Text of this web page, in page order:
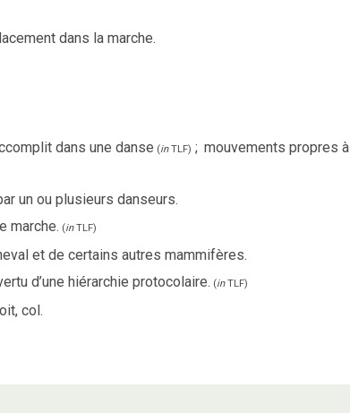
dans la marche.
dans une danse (inTLF) ; mouvements propres à
un ou plusieurs danseurs.
marche. (inTLF)
et de certains autres mammifères.
d’une hiérarchie protocolaire. (inTLF)
col.